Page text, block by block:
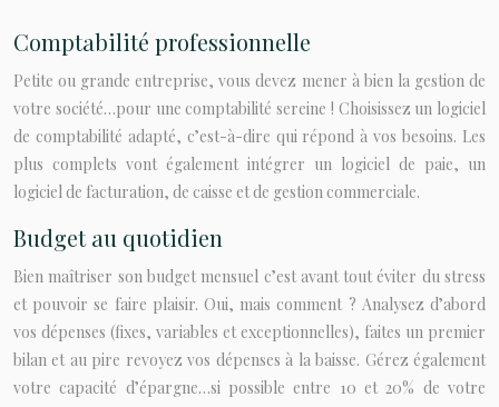
Comptabilité professionnelle
Petite ou grande entreprise, vous devez mener à bien la gestion de
votre société…pour une comptabilité sereine ! Choisissez un logiciel
de comptabilité adapté, c’est-à-dire qui répond à vos besoins. Les
plus complets vont également intégrer un logiciel de paie, un
logiciel de facturation, de caisse et de gestion commerciale.
Budget au quotidien
Bien maîtriser son budget mensuel c’est avant tout éviter du stress
et pouvoir se faire plaisir. Oui, mais comment ? Analysez d’abord
vos dépenses (fixes, variables et exceptionnelles), faites un premier
bilan et au pire revoyez vos dépenses à la baisse. Gérez également
votre capacité d’épargne…si possible entre 10 et 20% de votre